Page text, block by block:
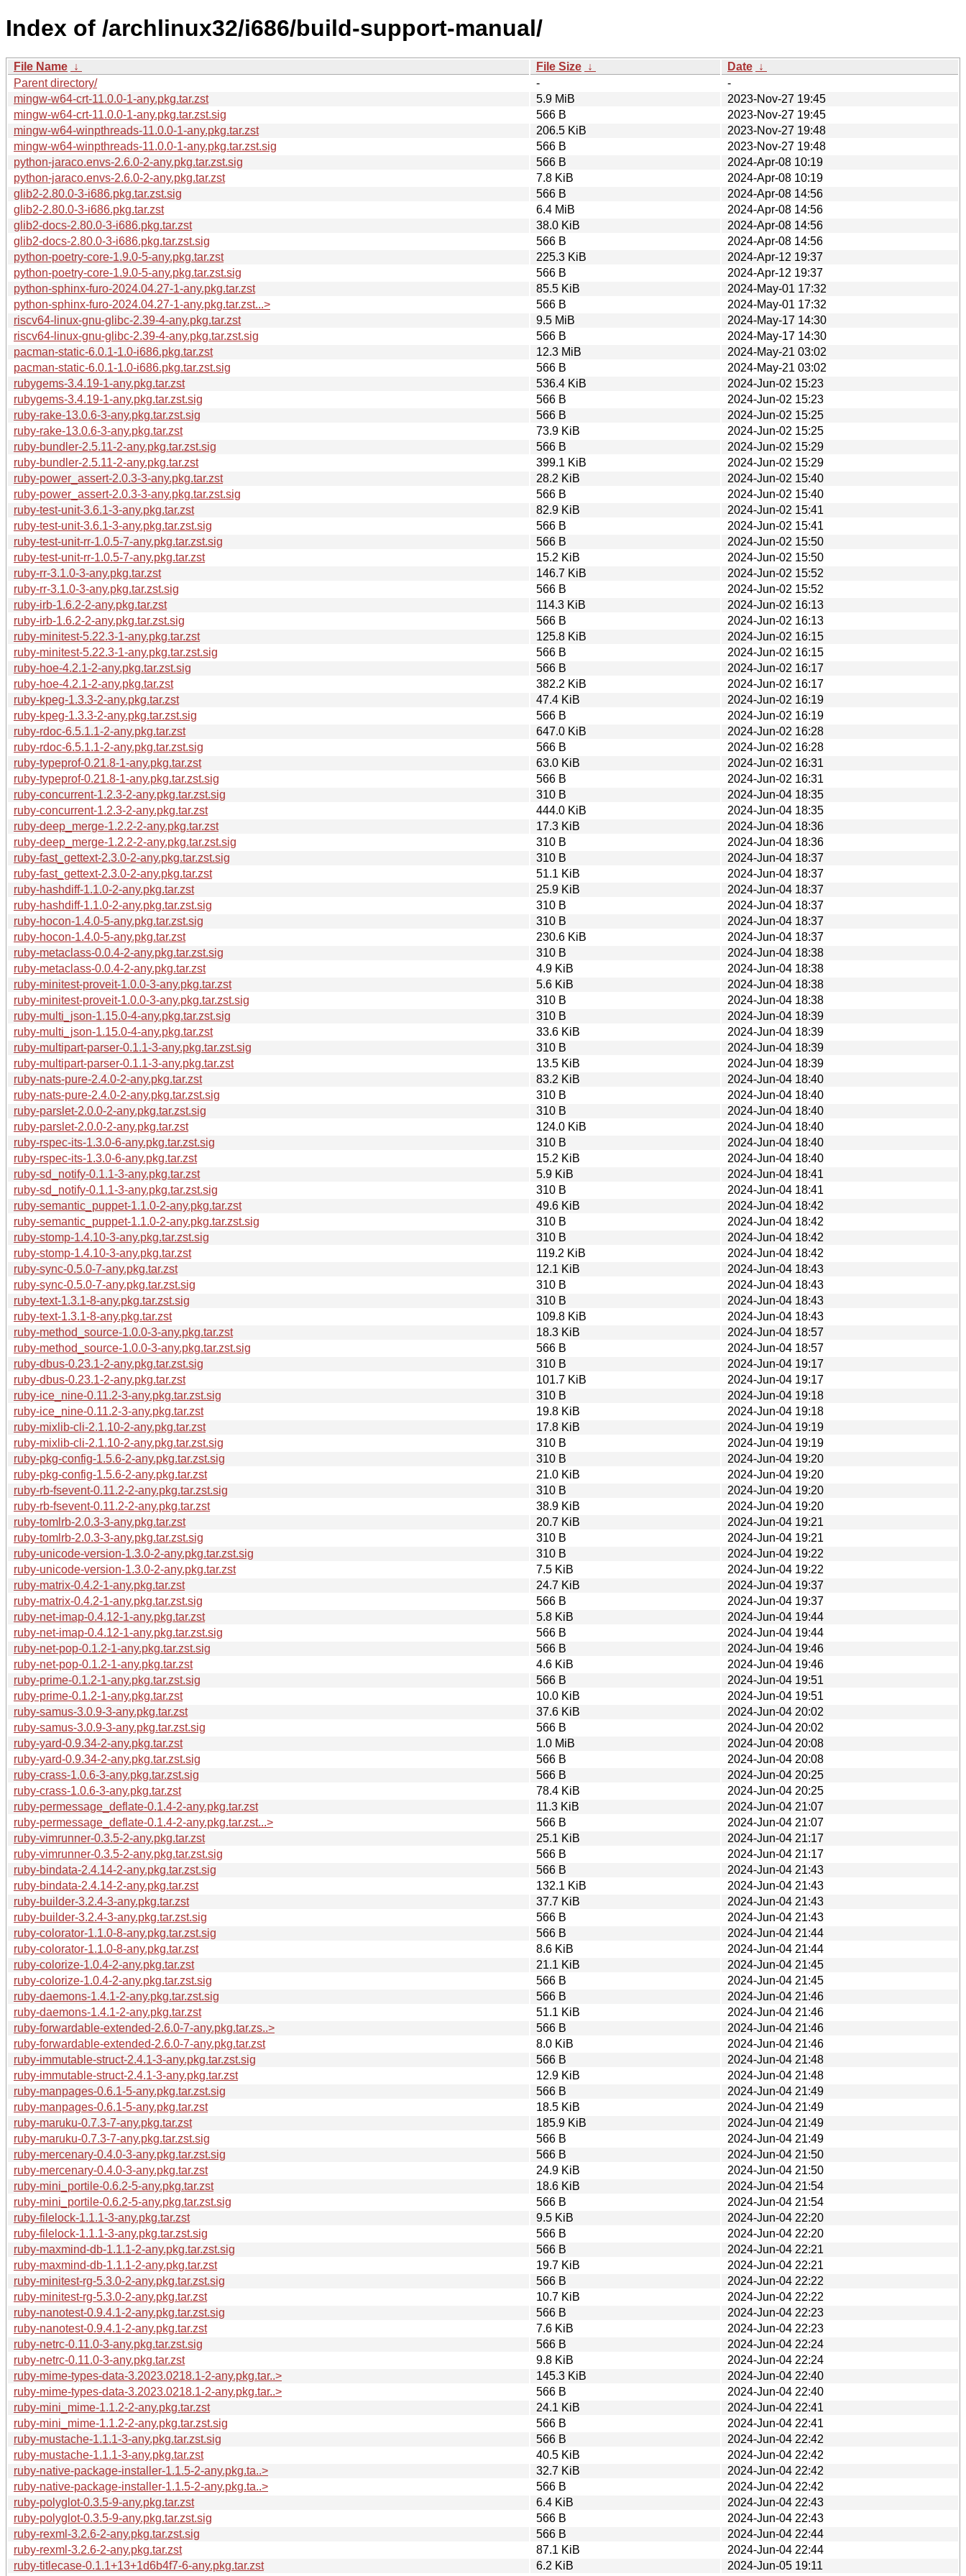
Index of /archlinux32/i686/build-support-manual/
File Name ↓ File Size ↓ Date ↓
Parent directory/
-
-
mingw-w64-crt-11.0.0-1-any.pkg.tar.zst
5.9 MiB
2023-Nov-27 19:45
mingw-w64-crt-11.0.0-1-any.pkg.tar.zst.sig
566 B
2023-Nov-27 19:45
mingw-w64-winpthreads-11.0.0-1-any.pkg.tar.zst
206.5 KiB
2023-Nov-27 19:48
mingw-w64-winpthreads-11.0.0-1-any.pkg.tar.zst.sig
566 B
2023-Nov-27 19:48
python-jaraco.envs-2.6.0-2-any.pkg.tar.zst.sig
566 B
2024-Apr-08 10:19
python-jaraco.envs-2.6.0-2-any.pkg.tar.zst
7.8 KiB
2024-Apr-08 10:19
glib2-2.80.0-3-i686.pkg.tar.zst.sig
566 B
2024-Apr-08 14:56
glib2-2.80.0-3-i686.pkg.tar.zst
6.4 MiB
2024-Apr-08 14:56
glib2-docs-2.80.0-3-i686.pkg.tar.zst
38.0 KiB
2024-Apr-08 14:56
glib2-docs-2.80.0-3-i686.pkg.tar.zst.sig
566 B
2024-Apr-08 14:56
python-poetry-core-1.9.0-5-any.pkg.tar.zst
225.3 KiB
2024-Apr-12 19:37
python-poetry-core-1.9.0-5-any.pkg.tar.zst.sig
566 B
2024-Apr-12 19:37
python-sphinx-furo-2024.04.27-1-any.pkg.tar.zst
85.5 KiB
2024-May-01 17:32
python-sphinx-furo-2024.04.27-1-any.pkg.tar.zst...>
566 B
2024-May-01 17:32
riscv64-linux-gnu-glibc-2.39-4-any.pkg.tar.zst
9.5 MiB
2024-May-17 14:30
riscv64-linux-gnu-glibc-2.39-4-any.pkg.tar.zst.sig
566 B
2024-May-17 14:30
pacman-static-6.0.1-1.0-i686.pkg.tar.zst
12.3 MiB
2024-May-21 03:02
pacman-static-6.0.1-1.0-i686.pkg.tar.zst.sig
566 B
2024-May-21 03:02
rubygems-3.4.19-1-any.pkg.tar.zst
536.4 KiB
2024-Jun-02 15:23
rubygems-3.4.19-1-any.pkg.tar.zst.sig
566 B
2024-Jun-02 15:23
ruby-rake-13.0.6-3-any.pkg.tar.zst.sig
566 B
2024-Jun-02 15:25
ruby-rake-13.0.6-3-any.pkg.tar.zst
73.9 KiB
2024-Jun-02 15:25
ruby-bundler-2.5.11-2-any.pkg.tar.zst.sig
566 B
2024-Jun-02 15:29
ruby-bundler-2.5.11-2-any.pkg.tar.zst
399.1 KiB
2024-Jun-02 15:29
ruby-power_assert-2.0.3-3-any.pkg.tar.zst
28.2 KiB
2024-Jun-02 15:40
ruby-power_assert-2.0.3-3-any.pkg.tar.zst.sig
566 B
2024-Jun-02 15:40
ruby-test-unit-3.6.1-3-any.pkg.tar.zst
82.9 KiB
2024-Jun-02 15:41
ruby-test-unit-3.6.1-3-any.pkg.tar.zst.sig
566 B
2024-Jun-02 15:41
ruby-test-unit-rr-1.0.5-7-any.pkg.tar.zst.sig
566 B
2024-Jun-02 15:50
ruby-test-unit-rr-1.0.5-7-any.pkg.tar.zst
15.2 KiB
2024-Jun-02 15:50
ruby-rr-3.1.0-3-any.pkg.tar.zst
146.7 KiB
2024-Jun-02 15:52
ruby-rr-3.1.0-3-any.pkg.tar.zst.sig
566 B
2024-Jun-02 15:52
ruby-irb-1.6.2-2-any.pkg.tar.zst
114.3 KiB
2024-Jun-02 16:13
ruby-irb-1.6.2-2-any.pkg.tar.zst.sig
566 B
2024-Jun-02 16:13
ruby-minitest-5.22.3-1-any.pkg.tar.zst
125.8 KiB
2024-Jun-02 16:15
ruby-minitest-5.22.3-1-any.pkg.tar.zst.sig
566 B
2024-Jun-02 16:15
ruby-hoe-4.2.1-2-any.pkg.tar.zst.sig
566 B
2024-Jun-02 16:17
ruby-hoe-4.2.1-2-any.pkg.tar.zst
382.2 KiB
2024-Jun-02 16:17
ruby-kpeg-1.3.3-2-any.pkg.tar.zst
47.4 KiB
2024-Jun-02 16:19
ruby-kpeg-1.3.3-2-any.pkg.tar.zst.sig
566 B
2024-Jun-02 16:19
ruby-rdoc-6.5.1.1-2-any.pkg.tar.zst
647.0 KiB
2024-Jun-02 16:28
ruby-rdoc-6.5.1.1-2-any.pkg.tar.zst.sig
566 B
2024-Jun-02 16:28
ruby-typeprof-0.21.8-1-any.pkg.tar.zst
63.0 KiB
2024-Jun-02 16:31
ruby-typeprof-0.21.8-1-any.pkg.tar.zst.sig
566 B
2024-Jun-02 16:31
ruby-concurrent-1.2.3-2-any.pkg.tar.zst.sig
310 B
2024-Jun-04 18:35
ruby-concurrent-1.2.3-2-any.pkg.tar.zst
444.0 KiB
2024-Jun-04 18:35
ruby-deep_merge-1.2.2-2-any.pkg.tar.zst
17.3 KiB
2024-Jun-04 18:36
ruby-deep_merge-1.2.2-2-any.pkg.tar.zst.sig
310 B
2024-Jun-04 18:36
ruby-fast_gettext-2.3.0-2-any.pkg.tar.zst.sig
310 B
2024-Jun-04 18:37
ruby-fast_gettext-2.3.0-2-any.pkg.tar.zst
51.1 KiB
2024-Jun-04 18:37
ruby-hashdiff-1.1.0-2-any.pkg.tar.zst
25.9 KiB
2024-Jun-04 18:37
ruby-hashdiff-1.1.0-2-any.pkg.tar.zst.sig
310 B
2024-Jun-04 18:37
ruby-hocon-1.4.0-5-any.pkg.tar.zst.sig
310 B
2024-Jun-04 18:37
ruby-hocon-1.4.0-5-any.pkg.tar.zst
230.6 KiB
2024-Jun-04 18:37
ruby-metaclass-0.0.4-2-any.pkg.tar.zst.sig
310 B
2024-Jun-04 18:38
ruby-metaclass-0.0.4-2-any.pkg.tar.zst
4.9 KiB
2024-Jun-04 18:38
ruby-minitest-proveit-1.0.0-3-any.pkg.tar.zst
5.6 KiB
2024-Jun-04 18:38
ruby-minitest-proveit-1.0.0-3-any.pkg.tar.zst.sig
310 B
2024-Jun-04 18:38
ruby-multi_json-1.15.0-4-any.pkg.tar.zst.sig
310 B
2024-Jun-04 18:39
ruby-multi_json-1.15.0-4-any.pkg.tar.zst
33.6 KiB
2024-Jun-04 18:39
ruby-multipart-parser-0.1.1-3-any.pkg.tar.zst.sig
310 B
2024-Jun-04 18:39
ruby-multipart-parser-0.1.1-3-any.pkg.tar.zst
13.5 KiB
2024-Jun-04 18:39
ruby-nats-pure-2.4.0-2-any.pkg.tar.zst
83.2 KiB
2024-Jun-04 18:40
ruby-nats-pure-2.4.0-2-any.pkg.tar.zst.sig
310 B
2024-Jun-04 18:40
ruby-parslet-2.0.0-2-any.pkg.tar.zst.sig
310 B
2024-Jun-04 18:40
ruby-parslet-2.0.0-2-any.pkg.tar.zst
124.0 KiB
2024-Jun-04 18:40
ruby-rspec-its-1.3.0-6-any.pkg.tar.zst.sig
310 B
2024-Jun-04 18:40
ruby-rspec-its-1.3.0-6-any.pkg.tar.zst
15.2 KiB
2024-Jun-04 18:40
ruby-sd_notify-0.1.1-3-any.pkg.tar.zst
5.9 KiB
2024-Jun-04 18:41
ruby-sd_notify-0.1.1-3-any.pkg.tar.zst.sig
310 B
2024-Jun-04 18:41
ruby-semantic_puppet-1.1.0-2-any.pkg.tar.zst
49.6 KiB
2024-Jun-04 18:42
ruby-semantic_puppet-1.1.0-2-any.pkg.tar.zst.sig
310 B
2024-Jun-04 18:42
ruby-stomp-1.4.10-3-any.pkg.tar.zst.sig
310 B
2024-Jun-04 18:42
ruby-stomp-1.4.10-3-any.pkg.tar.zst
119.2 KiB
2024-Jun-04 18:42
ruby-sync-0.5.0-7-any.pkg.tar.zst
12.1 KiB
2024-Jun-04 18:43
ruby-sync-0.5.0-7-any.pkg.tar.zst.sig
310 B
2024-Jun-04 18:43
ruby-text-1.3.1-8-any.pkg.tar.zst.sig
310 B
2024-Jun-04 18:43
ruby-text-1.3.1-8-any.pkg.tar.zst
109.8 KiB
2024-Jun-04 18:43
ruby-method_source-1.0.0-3-any.pkg.tar.zst
18.3 KiB
2024-Jun-04 18:57
ruby-method_source-1.0.0-3-any.pkg.tar.zst.sig
566 B
2024-Jun-04 18:57
ruby-dbus-0.23.1-2-any.pkg.tar.zst.sig
310 B
2024-Jun-04 19:17
ruby-dbus-0.23.1-2-any.pkg.tar.zst
101.7 KiB
2024-Jun-04 19:17
ruby-ice_nine-0.11.2-3-any.pkg.tar.zst.sig
310 B
2024-Jun-04 19:18
ruby-ice_nine-0.11.2-3-any.pkg.tar.zst
19.8 KiB
2024-Jun-04 19:18
ruby-mixlib-cli-2.1.10-2-any.pkg.tar.zst
17.8 KiB
2024-Jun-04 19:19
ruby-mixlib-cli-2.1.10-2-any.pkg.tar.zst.sig
310 B
2024-Jun-04 19:19
ruby-pkg-config-1.5.6-2-any.pkg.tar.zst.sig
310 B
2024-Jun-04 19:20
ruby-pkg-config-1.5.6-2-any.pkg.tar.zst
21.0 KiB
2024-Jun-04 19:20
ruby-rb-fsevent-0.11.2-2-any.pkg.tar.zst.sig
310 B
2024-Jun-04 19:20
ruby-rb-fsevent-0.11.2-2-any.pkg.tar.zst
38.9 KiB
2024-Jun-04 19:20
ruby-tomlrb-2.0.3-3-any.pkg.tar.zst
20.7 KiB
2024-Jun-04 19:21
ruby-tomlrb-2.0.3-3-any.pkg.tar.zst.sig
310 B
2024-Jun-04 19:21
ruby-unicode-version-1.3.0-2-any.pkg.tar.zst.sig
310 B
2024-Jun-04 19:22
ruby-unicode-version-1.3.0-2-any.pkg.tar.zst
7.5 KiB
2024-Jun-04 19:22
ruby-matrix-0.4.2-1-any.pkg.tar.zst
24.7 KiB
2024-Jun-04 19:37
ruby-matrix-0.4.2-1-any.pkg.tar.zst.sig
566 B
2024-Jun-04 19:37
ruby-net-imap-0.4.12-1-any.pkg.tar.zst
5.8 KiB
2024-Jun-04 19:44
ruby-net-imap-0.4.12-1-any.pkg.tar.zst.sig
566 B
2024-Jun-04 19:44
ruby-net-pop-0.1.2-1-any.pkg.tar.zst.sig
566 B
2024-Jun-04 19:46
ruby-net-pop-0.1.2-1-any.pkg.tar.zst
4.6 KiB
2024-Jun-04 19:46
ruby-prime-0.1.2-1-any.pkg.tar.zst.sig
566 B
2024-Jun-04 19:51
ruby-prime-0.1.2-1-any.pkg.tar.zst
10.0 KiB
2024-Jun-04 19:51
ruby-samus-3.0.9-3-any.pkg.tar.zst
37.6 KiB
2024-Jun-04 20:02
ruby-samus-3.0.9-3-any.pkg.tar.zst.sig
566 B
2024-Jun-04 20:02
ruby-yard-0.9.34-2-any.pkg.tar.zst
1.0 MiB
2024-Jun-04 20:08
ruby-yard-0.9.34-2-any.pkg.tar.zst.sig
566 B
2024-Jun-04 20:08
ruby-crass-1.0.6-3-any.pkg.tar.zst.sig
566 B
2024-Jun-04 20:25
ruby-crass-1.0.6-3-any.pkg.tar.zst
78.4 KiB
2024-Jun-04 20:25
ruby-permessage_deflate-0.1.4-2-any.pkg.tar.zst
11.3 KiB
2024-Jun-04 21:07
ruby-permessage_deflate-0.1.4-2-any.pkg.tar.zst...>
566 B
2024-Jun-04 21:07
ruby-vimrunner-0.3.5-2-any.pkg.tar.zst
25.1 KiB
2024-Jun-04 21:17
ruby-vimrunner-0.3.5-2-any.pkg.tar.zst.sig
566 B
2024-Jun-04 21:17
ruby-bindata-2.4.14-2-any.pkg.tar.zst.sig
566 B
2024-Jun-04 21:43
ruby-bindata-2.4.14-2-any.pkg.tar.zst
132.1 KiB
2024-Jun-04 21:43
ruby-builder-3.2.4-3-any.pkg.tar.zst
37.7 KiB
2024-Jun-04 21:43
ruby-builder-3.2.4-3-any.pkg.tar.zst.sig
566 B
2024-Jun-04 21:43
ruby-colorator-1.1.0-8-any.pkg.tar.zst.sig
566 B
2024-Jun-04 21:44
ruby-colorator-1.1.0-8-any.pkg.tar.zst
8.6 KiB
2024-Jun-04 21:44
ruby-colorize-1.0.4-2-any.pkg.tar.zst
21.1 KiB
2024-Jun-04 21:45
ruby-colorize-1.0.4-2-any.pkg.tar.zst.sig
566 B
2024-Jun-04 21:45
ruby-daemons-1.4.1-2-any.pkg.tar.zst.sig
566 B
2024-Jun-04 21:46
ruby-daemons-1.4.1-2-any.pkg.tar.zst
51.1 KiB
2024-Jun-04 21:46
ruby-forwardable-extended-2.6.0-7-any.pkg.tar.zs..>
566 B
2024-Jun-04 21:46
ruby-forwardable-extended-2.6.0-7-any.pkg.tar.zst
8.0 KiB
2024-Jun-04 21:46
ruby-immutable-struct-2.4.1-3-any.pkg.tar.zst.sig
566 B
2024-Jun-04 21:48
ruby-immutable-struct-2.4.1-3-any.pkg.tar.zst
12.9 KiB
2024-Jun-04 21:48
ruby-manpages-0.6.1-5-any.pkg.tar.zst.sig
566 B
2024-Jun-04 21:49
ruby-manpages-0.6.1-5-any.pkg.tar.zst
18.5 KiB
2024-Jun-04 21:49
ruby-maruku-0.7.3-7-any.pkg.tar.zst
185.9 KiB
2024-Jun-04 21:49
ruby-maruku-0.7.3-7-any.pkg.tar.zst.sig
566 B
2024-Jun-04 21:49
ruby-mercenary-0.4.0-3-any.pkg.tar.zst.sig
566 B
2024-Jun-04 21:50
ruby-mercenary-0.4.0-3-any.pkg.tar.zst
24.9 KiB
2024-Jun-04 21:50
ruby-mini_portile-0.6.2-5-any.pkg.tar.zst
18.6 KiB
2024-Jun-04 21:54
ruby-mini_portile-0.6.2-5-any.pkg.tar.zst.sig
566 B
2024-Jun-04 21:54
ruby-filelock-1.1.1-3-any.pkg.tar.zst
9.5 KiB
2024-Jun-04 22:20
ruby-filelock-1.1.1-3-any.pkg.tar.zst.sig
566 B
2024-Jun-04 22:20
ruby-maxmind-db-1.1.1-2-any.pkg.tar.zst.sig
566 B
2024-Jun-04 22:21
ruby-maxmind-db-1.1.1-2-any.pkg.tar.zst
19.7 KiB
2024-Jun-04 22:21
ruby-minitest-rg-5.3.0-2-any.pkg.tar.zst.sig
566 B
2024-Jun-04 22:22
ruby-minitest-rg-5.3.0-2-any.pkg.tar.zst
10.7 KiB
2024-Jun-04 22:22
ruby-nanotest-0.9.4.1-2-any.pkg.tar.zst.sig
566 B
2024-Jun-04 22:23
ruby-nanotest-0.9.4.1-2-any.pkg.tar.zst
7.6 KiB
2024-Jun-04 22:23
ruby-netrc-0.11.0-3-any.pkg.tar.zst.sig
566 B
2024-Jun-04 22:24
ruby-netrc-0.11.0-3-any.pkg.tar.zst
9.8 KiB
2024-Jun-04 22:24
ruby-mime-types-data-3.2023.0218.1-2-any.pkg.tar..>
145.3 KiB
2024-Jun-04 22:40
ruby-mime-types-data-3.2023.0218.1-2-any.pkg.tar..>
566 B
2024-Jun-04 22:40
ruby-mini_mime-1.1.2-2-any.pkg.tar.zst
24.1 KiB
2024-Jun-04 22:41
ruby-mini_mime-1.1.2-2-any.pkg.tar.zst.sig
566 B
2024-Jun-04 22:41
ruby-mustache-1.1.1-3-any.pkg.tar.zst.sig
566 B
2024-Jun-04 22:42
ruby-mustache-1.1.1-3-any.pkg.tar.zst
40.5 KiB
2024-Jun-04 22:42
ruby-native-package-installer-1.1.5-2-any.pkg.ta..>
32.7 KiB
2024-Jun-04 22:42
ruby-native-package-installer-1.1.5-2-any.pkg.ta..>
566 B
2024-Jun-04 22:42
ruby-polyglot-0.3.5-9-any.pkg.tar.zst
6.4 KiB
2024-Jun-04 22:43
ruby-polyglot-0.3.5-9-any.pkg.tar.zst.sig
566 B
2024-Jun-04 22:43
ruby-rexml-3.2.6-2-any.pkg.tar.zst.sig
566 B
2024-Jun-04 22:44
ruby-rexml-3.2.6-2-any.pkg.tar.zst
87.1 KiB
2024-Jun-04 22:44
ruby-titlecase-0.1.1+13+1d6b4f7-6-any.pkg.tar.zst
6.2 KiB
2024-Jun-05 19:11